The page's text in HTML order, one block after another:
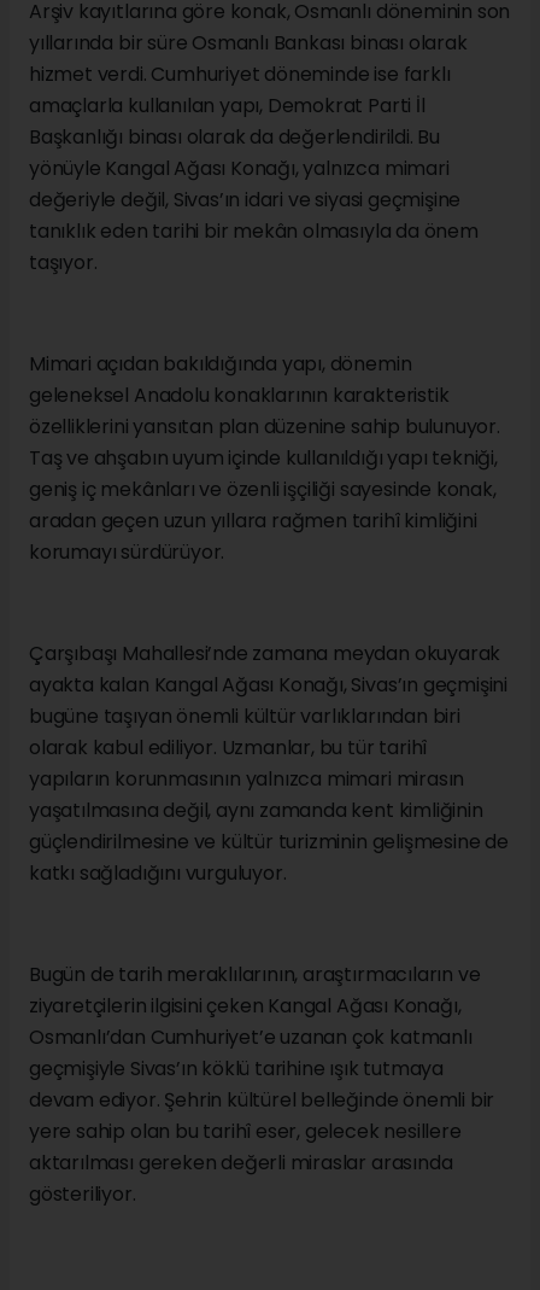
Şehrin tarihi ticaret merkezlerinden birinde
konumlanan Kangal Ağası Konağı, yalnızca bir konut
olarak kullanılmadı; farklı dönemlerde çeşitli
kamusal görevler üstlenerek Sivas’ın sosyal,
ekonomik ve siyasi yaşamının önemli duraklarından
biri hâline geldi. Kentin değişen yapısına tanıklık
Arşiv kayıtlarına göre konak, Osmanlı döneminin son
yıllarında bir süre Osmanlı Bankası binası olarak
hizmet verdi. Cumhuriyet döneminde ise farklı
amaçlarla kullanılan yapı, Demokrat Parti İl
Başkanlığı binası olarak da değerlendirildi. Bu
yönüyle Kangal Ağası Konağı, yalnızca mimari
değeriyle değil, Sivas’ın idari ve siyasi geçmişine
tanıklık eden tarihi bir mekân olmasıyla da önem